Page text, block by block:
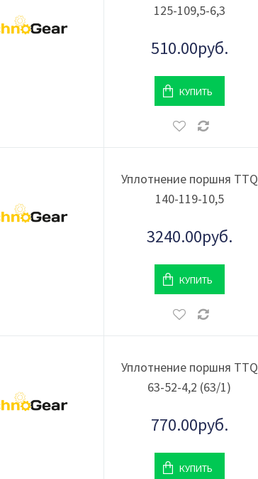
125-109,5-6,3
510.00руб.
КУПИТЬ
Уплотнение поршня TTQ
140-119-10,5
3240.00руб.
КУПИТЬ
Уплотнение поршня TTQ
63-52-4,2 (63/1)
770.00руб.
КУПИТЬ